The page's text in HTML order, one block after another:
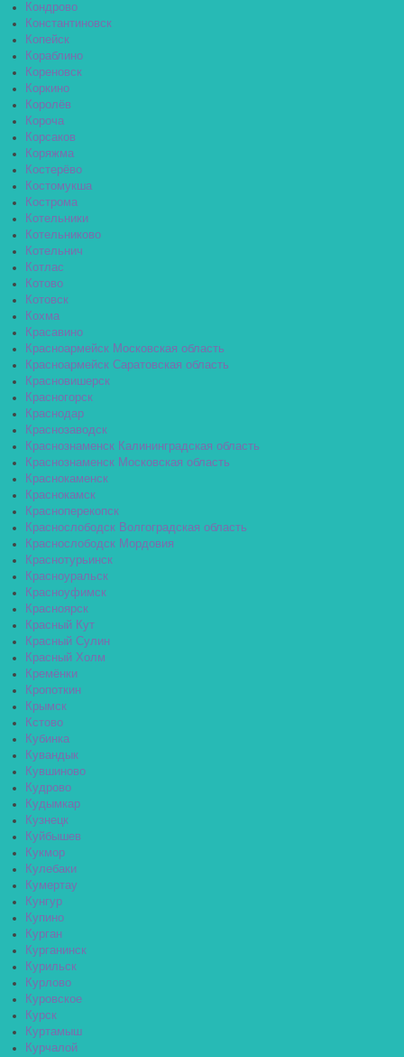
Кондрово
Константиновск
Копейск
Кораблино
Кореновск
Коркино
Королёв
Короча
Корсаков
Коряжма
Костерёво
Костомукша
Кострома
Котельники
Котельниково
Котельнич
Котлас
Котово
Котовск
Кохма
Красавино
Красноармейск Московская область
Красноармейск Саратовская область
Красновишерск
Красногорск
Краснодар
Краснозаводск
Краснознаменск Калининградская область
Краснознаменск Московская область
Краснокаменск
Краснокамск
Красноперекопск
Краснослободск Волгоградская область
Краснослободск Мордовия
Краснотурьинск
Красноуральск
Красноуфимск
Красноярск
Красный Кут
Красный Сулин
Красный Холм
Кремёнки
Кропоткин
Крымск
Кстово
Кубинка
Кувандык
Кувшиново
Кудрово
Кудымкар
Кузнецк
Куйбышев
Кукмор
Кулебаки
Кумертау
Кунгур
Купино
Курган
Курганинск
Курильск
Курлово
Куровское
Курск
Куртамыш
Курчалой